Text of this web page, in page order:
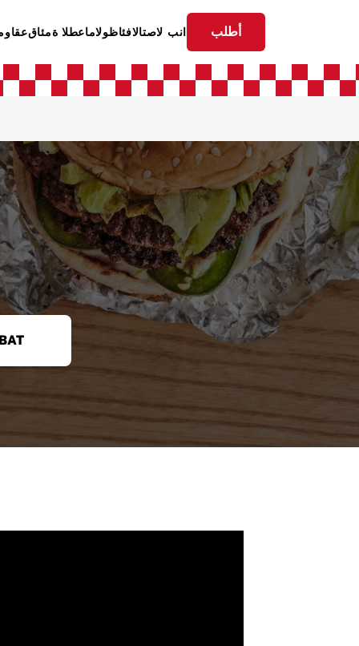
قائمة الطعامالوظائفالاتصال بنا أطلب